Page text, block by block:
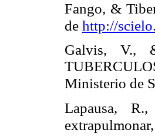
Fango, &
de http://
Galvis, V.,
Ministerio de
Lapausa,